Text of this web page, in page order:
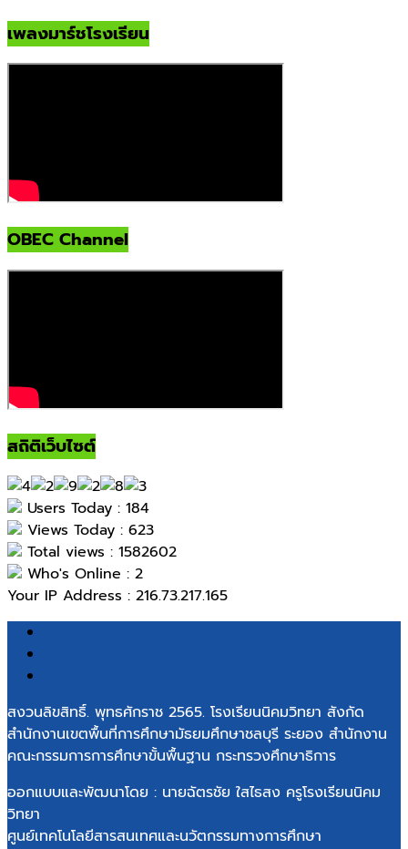
เพลงมาร์ชโรงเรียน
OBEC Channel
สถิติเว็บไซต์
Users Today : 184
Views Today : 623
Total views : 1582602
Who's Online : 2
Your IP Address : 216.73.217.165
สงวนลิขสิทธิ์. พุทธศักราช 2565. โรงเรียนนิคมวิทยา สังกัด
สำนักงานเขตพื้นที่การศึกษามัธยมศึกษาชลบุรี ระยอง สำนักงาน
คณะกรรมการการศึกษาขั้นพื้นฐาน กระทรวงศึกษาธิการ
ออกแบบและพัฒนาโดย : นายฉัตรชัย ใสไธสง ครูโรงเรียนนิคม
วิทยา
ศูนย์เทคโนโลยีสารสนเทศและนวัตกรรมทางการศึกษา